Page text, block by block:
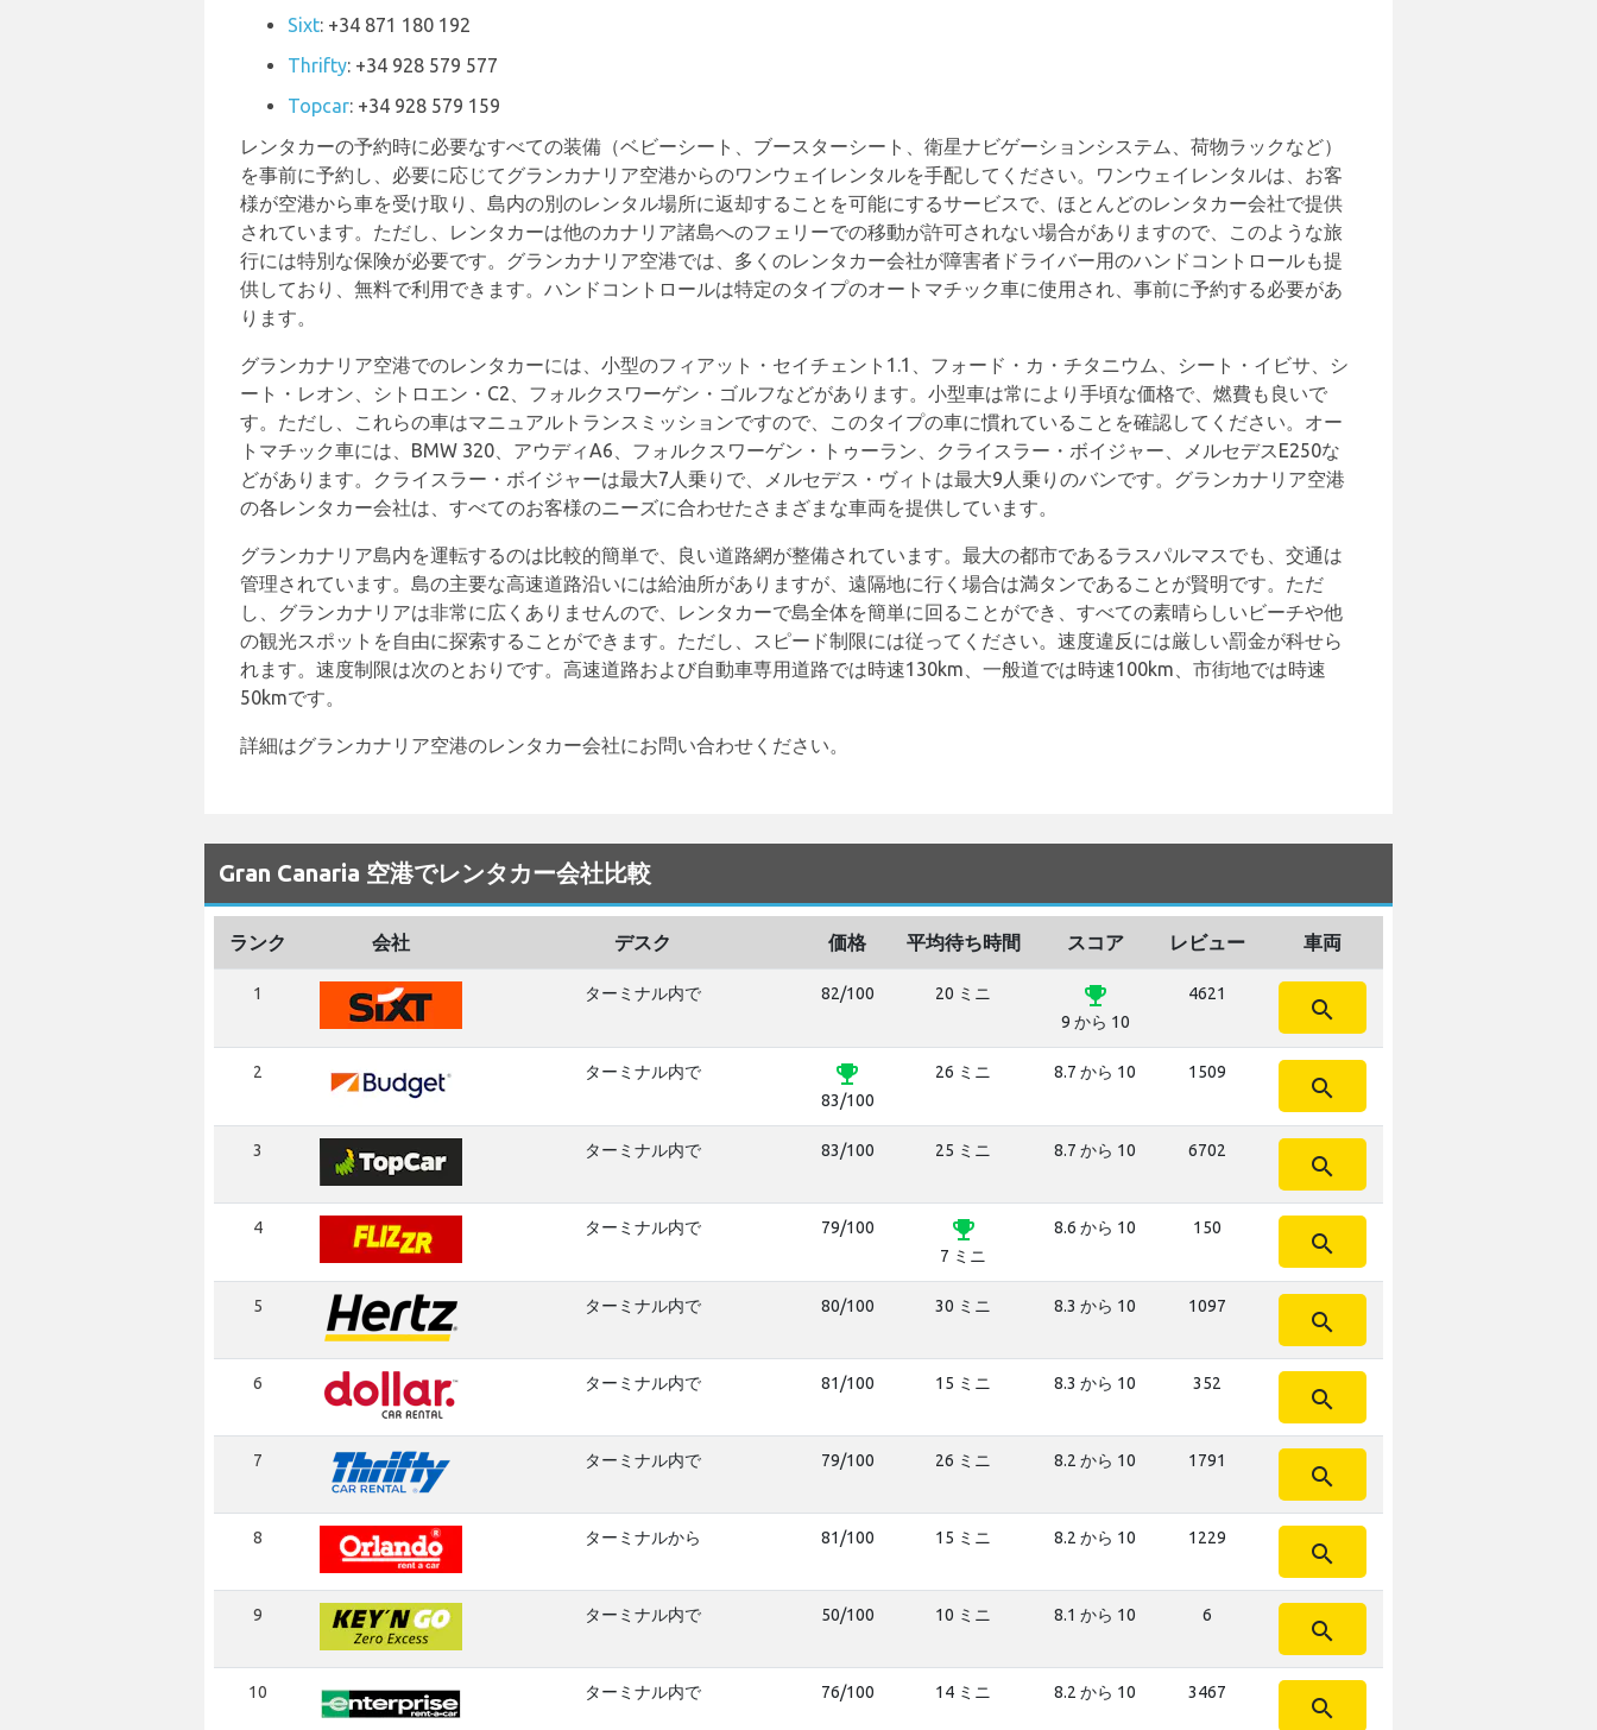
Sixt: +34 871 180 192
Thrifty: +34 928 579 577
Topcar: +34 928 579 159
レンタカーの予約時に必要なすべての装備（ベビーシート、ブースターシート、衛星ナビゲーションシステム、荷物ラックなど）
を事前に予約し、必要に応じてグランカナリア空港からのワンウェイレンタルを手配してください。ワンウェイレンタルは、お客
様が空港から車を受け取り、島内の別のレンタル場所に返却することを可能にするサービスで、ほとんどのレンタカー会社で提供
されています。ただし、レンタカーは他のカナリア諸島へのフェリーでの移動が許可されない場合がありますので、このような旅
行には特別な保険が必要です。グランカナリア空港では、多くのレンタカー会社が障害者ドライバー用のハンドコントロールも提
供しており、無料で利用できます。ハンドコントロールは特定のタイプのオートマチック車に使用され、事前に予約する必要があ
ります。
グランカナリア空港でのレンタカーには、小型のフィアット・セイチェント1.1、フォード・カ・チタニウム、シート・イビサ、シ
ート・レオン、シトロエン・C2、フォルクスワーゲン・ゴルフなどがあります。小型車は常により手頃な価格で、燃費も良いで
す。ただし、これらの車はマニュアルトランスミッションですので、このタイプの車に慣れていることを確認してください。オー
トマチック車には、BMW 320、アウディA6、フォルクスワーゲン・トゥーラン、クライスラー・ボイジャー、メルセデスE250な
どがあります。クライスラー・ボイジャーは最大7人乗りで、メルセデス・ヴィトは最大9人乗りのバンです。グランカナリア空港
の各レンタカー会社は、すべてのお客様のニーズに合わせたさまざまな車両を提供しています。
グランカナリア島内を運転するのは比較的簡単で、良い道路網が整備されています。最大の都市であるラスパルマスでも、交通は
管理されています。島の主要な高速道路沿いには給油所がありますが、遠隔地に行く場合は満タンであることが賢明です。ただ
し、グランカナリアは非常に広くありませんので、レンタカーで島全体を簡単に回ることができ、すべての素晴らしいビーチや他
の観光スポットを自由に探索することができます。ただし、スピード制限には従ってください。速度違反には厳しい罰金が科せら
れます。速度制限は次のとおりです。高速道路および自動車専用道路では時速130km、一般道では時速100km、市街地では時速
50kmです。
詳細はグランカナリア空港のレンタカー会社にお問い合わせください。
Gran Canaria 空港でレンタカー会社比較
ランク 会社 デスク 価格 平均待ち時間 スコア レビュー 車両
1 ターミナル内で 82/100 20 ミニ emoji_events
9 から 10
4621
search
2 ターミナル内で emoji_events
83/100
26 ミニ 8.7 から 10 1509
search
3 ターミナル内で 83/100 25 ミニ 8.7 から 10 6702
search
4 ターミナル内で 79/100 emoji_events
7 ミニ
8.6 から 10 150
search
5 ターミナル内で 80/100 30 ミニ 8.3 から 10 1097
search
6 ターミナル内で 81/100 15 ミニ 8.3 から 10 352
search
7 ターミナル内で 79/100 26 ミニ 8.2 から 10 1791
search
8 ターミナルから 81/100 15 ミニ 8.2 から 10 1229
search
9 ターミナル内で 50/100 10 ミニ 8.1 から 10 6
search
10 ターミナル内で 76/100 14 ミニ 8.2 から 10 3467
search